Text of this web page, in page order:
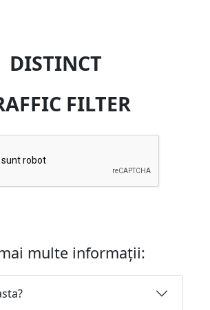
DISTINCT
FILTER
multe informații: